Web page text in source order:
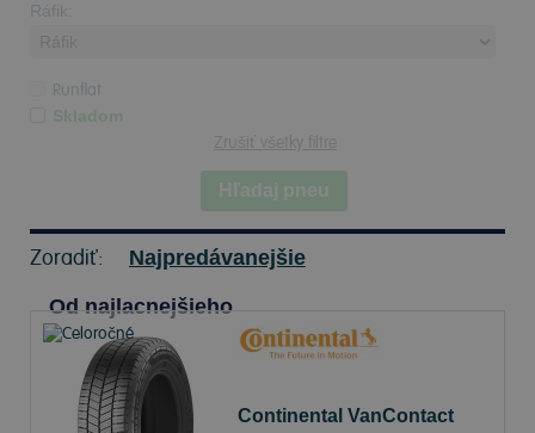
Ráfik:
Runflat
Skladom
Zrušiť všetky filtre
Hľadaj pneu
Zoradiť: Najpredávanejšie
Od najlacnejšieho
Continental VanContact